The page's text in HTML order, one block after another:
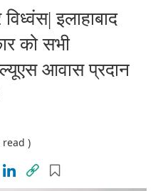
इलाहाबाद
को सभी
आवास प्रदान
read )